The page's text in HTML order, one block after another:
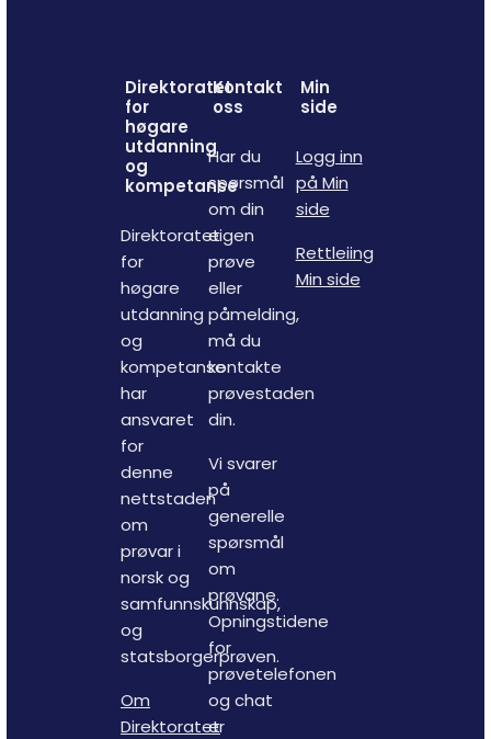
Direktoratet
for
høgare
utdanning
og
kompetanse
Direktoratet
for
høgare
utdanning
og
kompetanse
har
ansvaret
for
denne
nettstaden
om
prøvar i
norsk og
samfunnskunnskap,
og
statsborgerprøven.
Om
Direktoratet
Kontakt
oss
Har du
spørsmål
om din
eigen
prøve
eller
påmelding,
må du
kontakte
prøvestaden
din.
Vi svarer
på
generelle
spørsmål
om
prøvane.
Opningstidene
for
prøvetelefonen
og chat
er
Min
side
Logg inn
på Min
side
Rettleiing
Min side